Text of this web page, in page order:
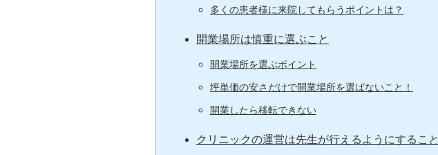
多くの患者様に来院してもらうポイントは？
開業場所は慎重に選ぶこと
開業場所を選ぶポイント
坪単価の安さだけで開業場所を選ばないこと！
開業したら移転できない
クリニックの運営は先生が行えるようにすること